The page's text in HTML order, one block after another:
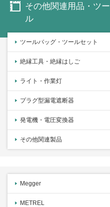
その他関連用品・ツー
ル
ツールバッグ・ツールセット
絶縁工具・絶縁はしご
ライト・作業灯
プラグ型漏電遮断器
発電機・電圧変換器
その他関連製品
Megger
METREL